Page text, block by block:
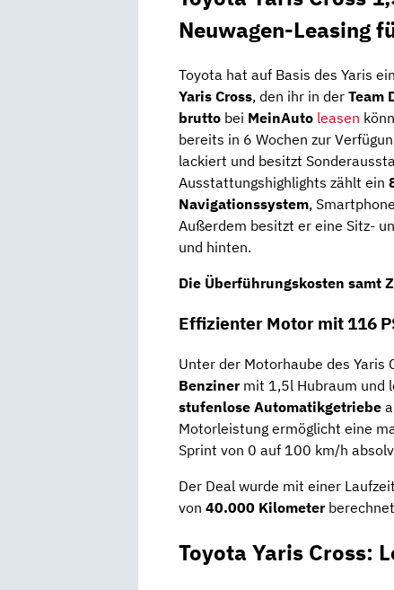
Neuwagen-Leasing
Toyota hat auf Basis des Yaris
Yaris Cross, den ihr in der Team
brutto bei MeinAuto leasen
bereits in 6 Wochen zur
lackiert und besitzt
Ausstattungshighlights zählt ein
Navigationssystem,
Außerdem besitzt er eine Sitz-
und hinten.
Die Überführungskosten samt
Effizienter Motor mit 116
Unter der Motorhaube des Yaris
Benzinermit 1,5l Hubraum und
stufenlose Automatikgetriebe
Motorleistung ermöglicht eine
Sprint von 0 auf 100 km/h
Der Deal wurde mit einer
von 40.000 Kilometer
Toyota Yaris Cross: